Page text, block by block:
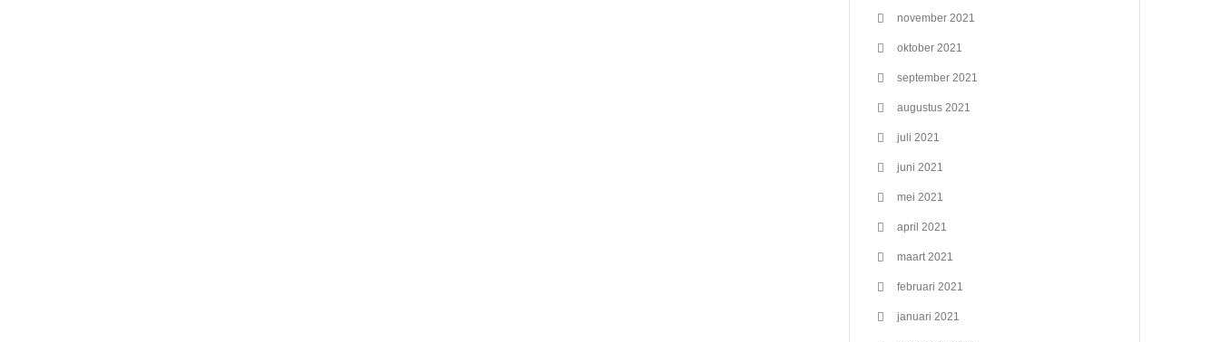
november 2021
oktober 2021
september 2021
augustus 2021
juli 2021
juni 2021
mei 2021
april 2021
maart 2021
februari 2021
januari 2021